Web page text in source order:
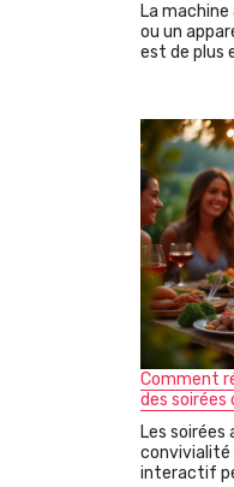
La
ou un
est de plus
Comment
des soirées
Les
convivialité
interactif